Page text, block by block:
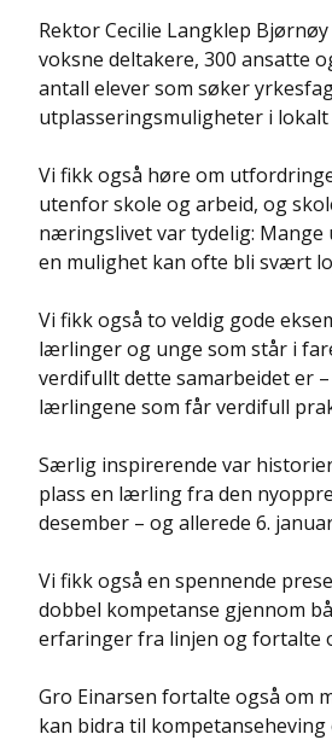
Rektor Cecilie Langklep
voksne deltakere, 300 ansatte
antall elever som søker
utplasseringsmuligheter i
Vi fikk også høre om
utenfor skole og arbeid, og
næringslivet var tydelig:
en mulighet kan ofte bli svært
Vi fikk også to veldig gode
lærlinger og unge som står i
verdifullt dette samarbeidet er
lærlingene som får verdifull
Særlig inspirerende var
plass en lærling fra den
desember – og allerede 6.
Vi fikk også en spennende
dobbel kompetanse gjennom
erfaringer fra linjen og fortalte
Gro Einarsen fortalte også om
kan bidra til